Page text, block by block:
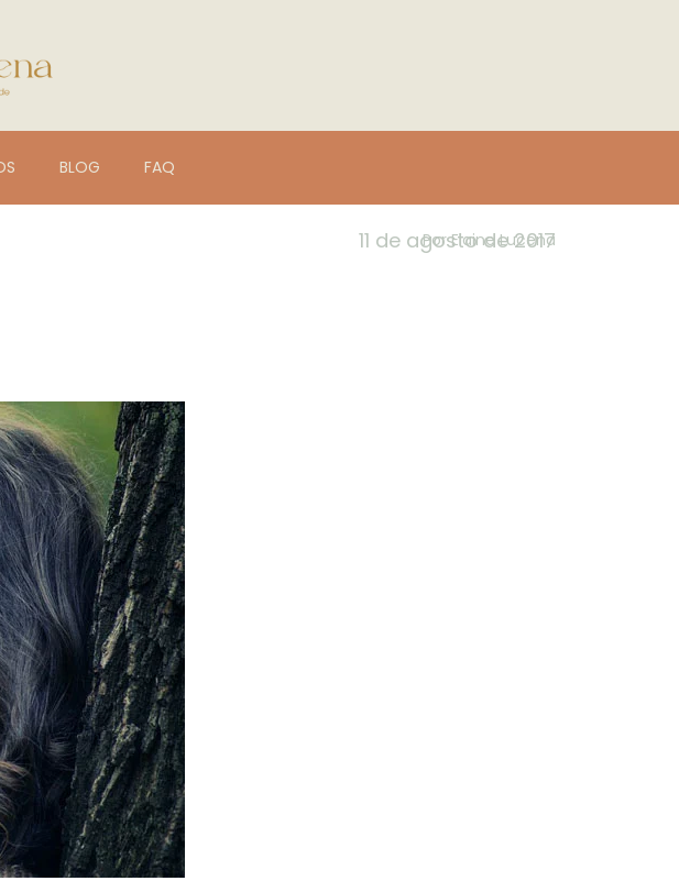
BLOG FAQ
PorElaine Lucena
11 de agosto de 2017